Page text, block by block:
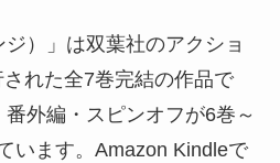
）」は双葉社のアクショ
れた全7巻完結の作品で
外編・スピンオフが6巻～
います。Amazon Kindleで